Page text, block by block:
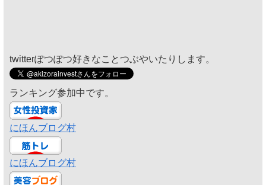
twitterぽつぽつ好きなことつぶやいたりします。
ランキング参加中です。
にほんブログ村
にほんブログ村